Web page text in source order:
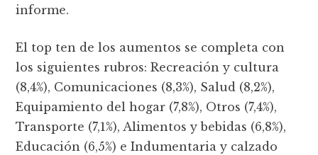
informe.
El top ten de los aumentos se completa con
los siguientes rubros: Recreación y cultura
(8,4%), Comunicaciones (8,3%), Salud (8,2%),
Equipamiento del hogar (7,8%), Otros (7,4%),
Transporte (7,1%), Alimentos y bebidas (6,8%),
Educación (6,5%) e Indumentaria y calzado